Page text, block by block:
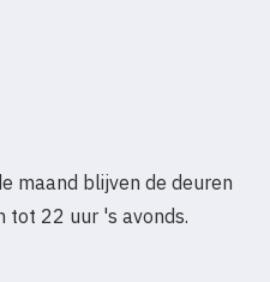
maand blijven de deuren
tot 22 uur 's avonds.